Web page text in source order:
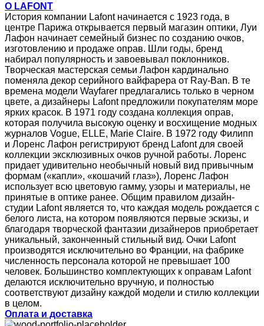
О LAFONT
История компании Lafont начинается с 1923 года, в
центре Парижа открывается первый магазин оптики, Луи
Лафон начинает семейный бизнес по созданию очков,
изготовлению и продаже оправ. Шли годы, бренд
набирал популярность и завоевывал поклонников.
Творческая мастерская семьи Лафон кардинально
поменяла декор серийного вайфарера от Ray-Ban. В те
времена модели Wayfarer предлагались только в черном
цвете, а дизайнеры Lafont предложили покупателям море
ярких красок. В 1971 году создана коллекция оправ,
которая получила высокую оценку и восхищение модных
журналов Vogue, ELLE, Marie Claire. В 1972 году Филипп
и Лоренс Лафон регистрируют бренд Lafont для своей
коллекции эксклюзивных очков ручной работы. Лоренс
придает удивительно необычный новый вид привычным
формам («капли», «кошачий глаз»), Лоренс Лафон
использует всю цветовую гамму, узоры и материалы, не
принятые в оптике ранее. Общим правилом дизайн-
студии Lafont является то, что каждая модель рождается с
белого листа, на котором появляются первые эскизы, и
благодаря творческой фантазии дизайнеров приобретает
уникальный, законченный стильный вид. Очки Lafont
производятся исключительно во Франции, на фабрике
численность персонала которой не превышает 100
человек. Большинство комплектующих к оправам Lafont
делаются исключительно вручную, и полностью
соответствуют дизайну каждой модели и стилю коллекции
в целом.
Оплата и доставка